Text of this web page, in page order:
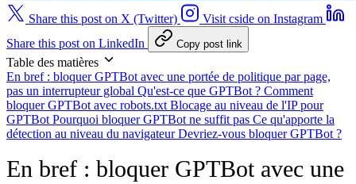
Share this post on X (Twitter)
Visit cside on Instagram
Share this post on LinkedIn
Copy post link
Table des matières
En bref : bloquer GPTBot avec une portée de politique par page,
pas un interrupteur global Qu'est-ce que GPTBot ? Comment
bloquer GPTBot avec robots.txt Blocage au niveau de l'IP pour
GPTBot Pourquoi bloquer GPTBot ne suffit pas Ce qu'apporte la
détection au niveau du navigateurDevriez-vous bloquer GPTBot ?
En bref : bloquer GPTBot avec une